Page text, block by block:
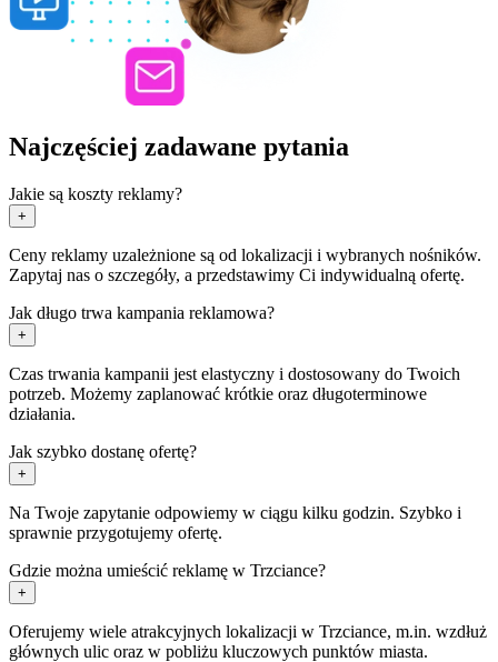
Najczęściej zadawane pytania
Jakie są koszty reklamy?
+
Ceny reklamy uzależnione są od lokalizacji i wybranych nośników.
Zapytaj nas o szczegóły, a przedstawimy Ci indywidualną ofertę.
Jak długo trwa kampania reklamowa?
+
Czas trwania kampanii jest elastyczny i dostosowany do Twoich
potrzeb. Możemy zaplanować krótkie oraz długoterminowe
działania.
Jak szybko dostanę ofertę?
+
Na Twoje zapytanie odpowiemy w ciągu kilku godzin. Szybko i
sprawnie przygotujemy ofertę.
Gdzie można umieścić reklamę w Trzciance?
+
Oferujemy wiele atrakcyjnych lokalizacji w Trzciance, m.in. wzdłuż
głównych ulic oraz w pobliżu kluczowych punktów miasta.